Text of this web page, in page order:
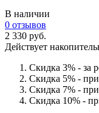
В наличии
0 отзывов
2 330 руб.
Действует
Скидка 3% - за
Скидка 5% - при
Скидка 7% - при
Скидка 10% -